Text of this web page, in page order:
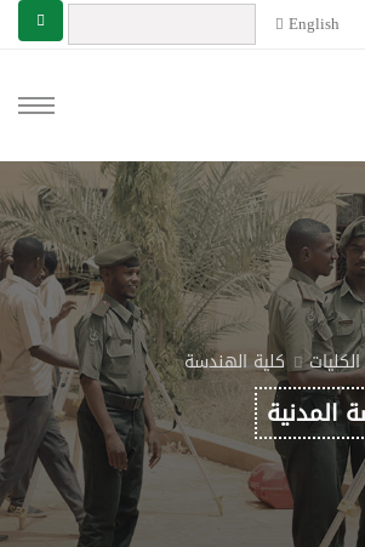
English
الكليات كلية الهندسة
المدنية